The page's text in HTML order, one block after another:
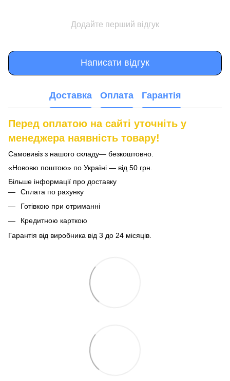
Додайте перший відгук
Написати відгук
Доставка Оплата Гарантія
Перед оплатою на сайті уточніть у
менеджера наявність товару!
Самовивіз з нашого складу— безкоштовно.
«Нововю поштою» по Україні — від 50 грн.
Більше інформації про доставку
Сплата по рахунку
Готівкою при отриманні
Кредитною карткою
Гарантія від виробника від 3 до 24 місяців.